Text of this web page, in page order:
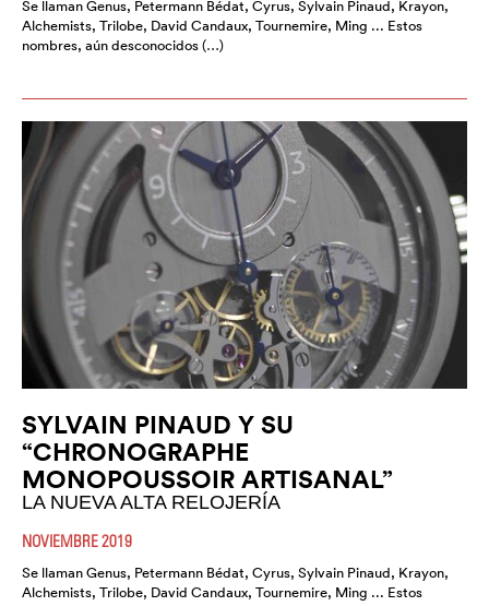
Se llaman Genus, Petermann Bédat, Cyrus, Sylvain Pinaud, Krayon,
Alchemists, Trilobe, David Candaux, Tournemire, Ming ... Estos
nombres, aún desconocidos (…)
SYLVAIN PINAUD Y SU
“CHRONOGRAPHE
MONOPOUSSOIR ARTISANAL”
LA NUEVA ALTA RELOJERÍA
NOVIEMBRE 2019
Se llaman Genus, Petermann Bédat, Cyrus, Sylvain Pinaud, Krayon,
Alchemists, Trilobe, David Candaux, Tournemire, Ming ... Estos